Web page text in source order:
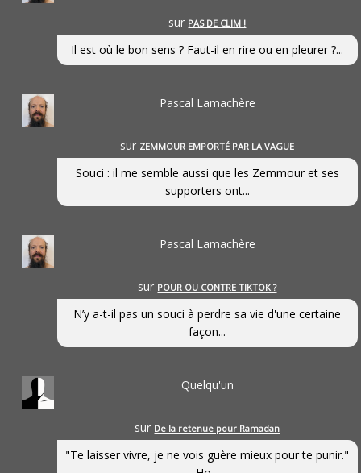
sur PAS DE CLIM !
Il est où le bon sens ? Faut-il en rire ou en pleurer ?...
Pascal Lamachère
sur ZEMMOUR EMPORTÉ PAR LA VAGUE
Souci : il me semble aussi que les Zemmour et ses
supporters ont...
Pascal Lamachère
sur POUR OU CONTRE TIKTOK ?
N’y a-t-il pas un souci à perdre sa vie d'une certaine
façon...
Quelqu'un
sur De la retenue pour Ramadan
"Te laisser vivre, je ne vois guère mieux pour te punir."